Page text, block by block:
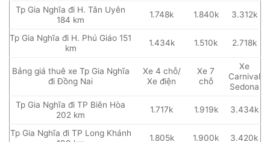
Tp Gia Nghĩa đi H. Tân Uyên
184 km
1.748k 1.840k 3.312k
Tp Gia Nghĩa đi H. Phú Giáo 151
km
1.434k 1.510k 2.718k
Bảng giá thuê xe Tp Gia Nghĩa
đi Đồng Nai
Xe 4 chỗ/
Xe điện
Xe 7
chỗ
Xe
Carnival
Sedona
Tp Gia Nghĩa đi TP Biên Hòa
202 km
1.717k 1.919k 3.434k
Tp Gia Nghĩa đi TP Long Khánh
1.805k 1.900k 3.420k